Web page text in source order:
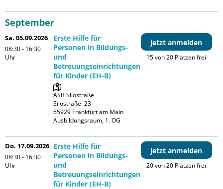
September
Sa. 05.09.2026
08:30 - 16:30
Uhr
Erste Hilfe für
Personen in Bildungs-
und
Betreuungseinrichtungen
für Kinder (EH-B)
ASB Silostraße
Silostraße  23
65929 Frankfurt am Main
Ausbildungsraum, 1. OG
jetzt anmelden
15 von 20 Plätzen frei
Do. 17.09.2026
08:30 - 16:30
Uhr
Erste Hilfe für
Personen in Bildungs-
und
Betreuungseinrichtungen
für Kinder (EH-B)
jetzt anmelden
20 von 20 Plätzen frei